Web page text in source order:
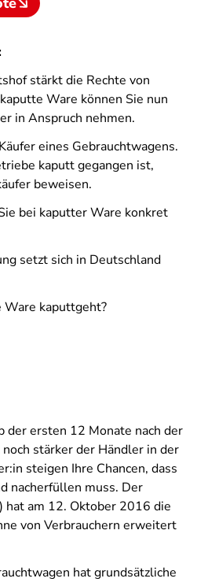
stärkt die Rechte von
Ware können Sie nun
in Anspruch nehmen.
eines Gebrauchtwagens.
kaputt gegangen ist,
beweisen.
bei kaputter Ware konkret
setzt sich in Deutschland
kaputtgeht?
der ersten 12 Monate nach der
stärker der Händler in der
steigen Ihre Chancen, dass
nacherfüllen muss. Der
hat am 12. Oktober 2016 die
von Verbrauchern erweitert
hat grundsätzliche